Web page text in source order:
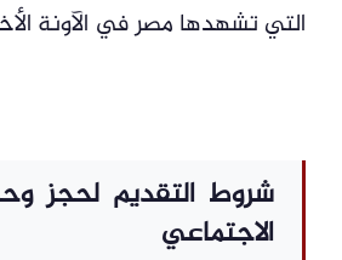
التي تشهدها مصر في الآونة
شروط التقديم لحجز
الاجتماعي